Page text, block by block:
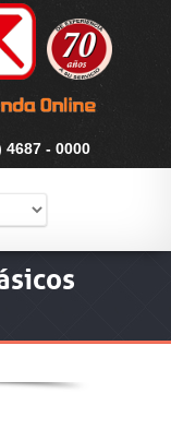
4687 - 0000